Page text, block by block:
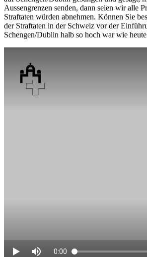
Aussengrenzen senden, dann seien wir alle
Straftaten würden abnehmen. Können Sie
der Straftaten in der Schweiz vor der
Schengen/Dublin halb so hoch war wie